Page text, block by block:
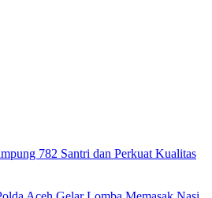
782 Santri dan Perkuat Kualitas